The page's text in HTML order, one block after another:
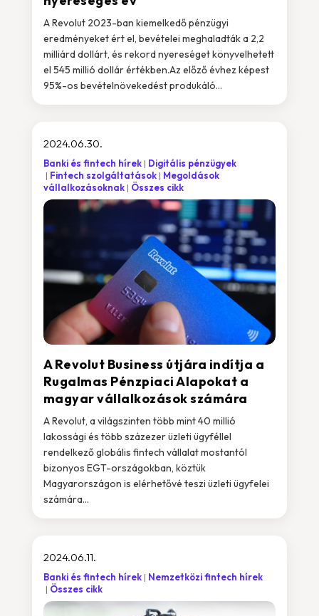
A Revolut 2023-ban kiemelkedő pénzügyi
eredményeket ért el, bevételei meghaladták a 2,2
milliárd dollárt, és rekord nyereséget könyvelhetett
el 545 millió dollár értékben.Az előző évhez képest
95%-os bevételnövekedést produkáló...
A Revolut Business útjára indítja a
Rugalmas Pénzpiaci Alapokat a
magyar vállalkozások számára
2024.06.30.
Banki és fintech hírek
Digitális pénzügyek
Fintech szolgáltatások
Megoldások
vállalkozásoknak
Összes cikk
A Revolut, a világszinten több mint 40 millió
lakossági és több százezer üzleti ügyféllel
rendelkező globális fintech vállalat mostantól
bizonyos EGT-országokban, köztük
Magyarországon is elérhetővé teszi üzleti ügyfelei
számára...
2024.06.11.
Banki és fintech hírek
Nemzetközi fintech hírek
Összes cikk